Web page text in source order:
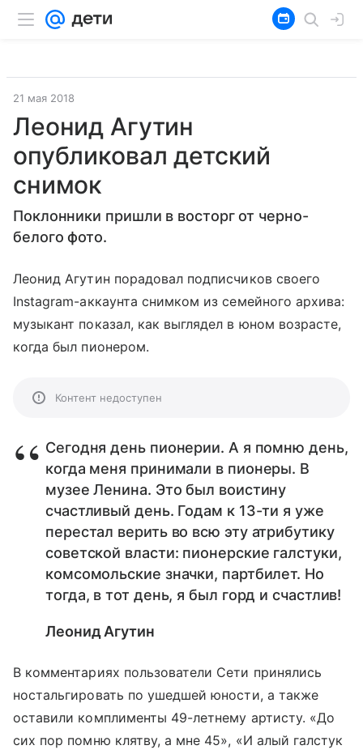
21 мая 2018
Леонид Агутин
опубликовал детский
снимок
Поклонники пришли в восторг от черно-
белого фото.
Леонид Агутин порадовал подписчиков своего
Instagram-аккаунта снимком из семейного архива:
музыкант показал, как выглядел в юном возрасте,
когда был пионером.
Контент недоступен
Сегодня день пионерии. А я помню день,
когда меня принимали в пионеры. В
музее Ленина. Это был воистину
счастливый день. Годам к 13-ти я уже
перестал верить во всю эту атрибутику
советской власти: пионерские галстуки,
комсомольские значки, партбилет. Но
тогда, в тот день, я был горд и счастлив!
Леонид Агутин
В комментариях пользователи Сети принялись
ностальгировать по ушедшей юности, а также
оставили комплименты 49-летнему артисту. «До
сих пор помню клятву, а мне 45», «И алый галстук